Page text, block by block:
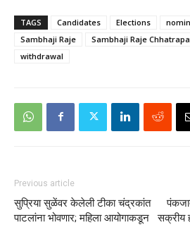
TAGS Candidates Elections
Sambhaji Raje
Sambhaji Raje
withdrawal
Previous article
सुप्रिया सुळेंवर केलेली टीका चंद्रकांत
पाटलांना भोवणार; महिला आयोगाकडून
सक्रीय